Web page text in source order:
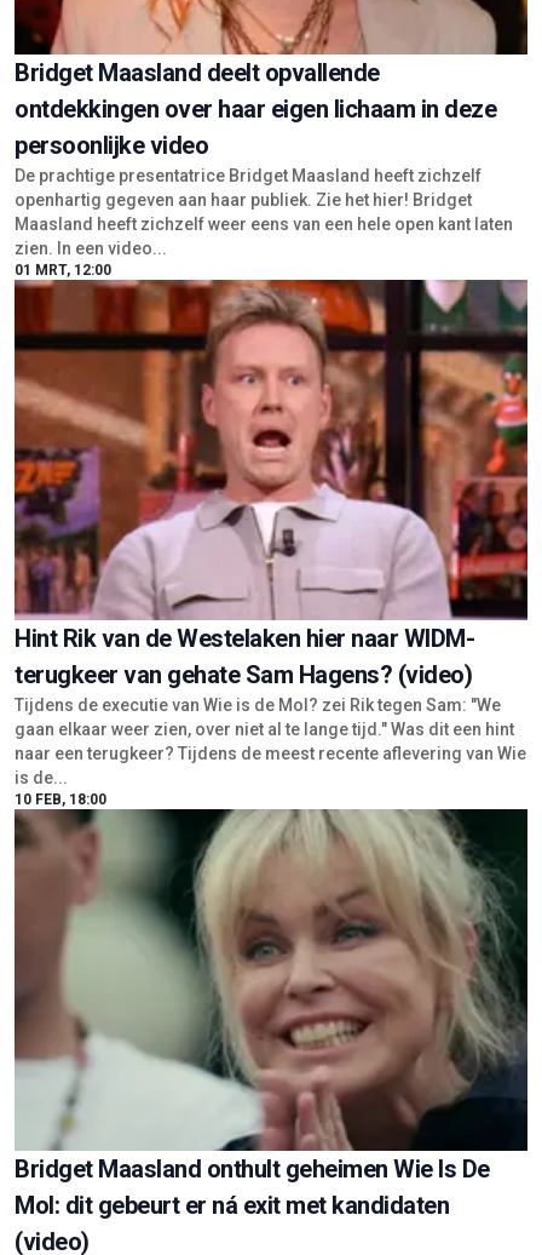
Bridget Maasland deelt opvallende
ontdekkingen over haar eigen lichaam in deze
persoonlijke video
De prachtige presentatrice Bridget Maasland heeft zichzelf
openhartig gegeven aan haar publiek. Zie het hier! Bridget
Maasland heeft zichzelf weer eens van een hele open kant laten
zien. In een video...
01 MRT, 12:00
Hint Rik van de Westelaken hier naar WIDM-
terugkeer van gehate Sam Hagens? (video)
Tijdens de executie van Wie is de Mol? zei Rik tegen Sam: "We
gaan elkaar weer zien, over niet al te lange tijd." Was dit een hint
naar een terugkeer? Tijdens de meest recente aflevering van Wie
is de...
10 FEB, 18:00
Bridget Maasland onthult geheimen Wie Is De
Mol: dit gebeurt er ná exit met kandidaten
(video)